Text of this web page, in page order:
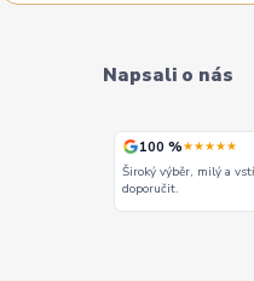
Napsali o nás
100 %★★★★★
Široký výběr, milý a
doporučit.